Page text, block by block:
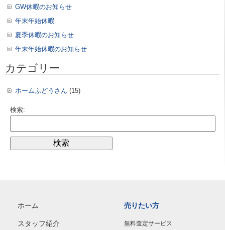
GW休暇のお知らせ
年末年始休暇
夏季休暇のお知らせ
年末年始休暇のお知らせ
カテゴリー
ホームふどうさん (15)
検索:
ホーム
スタッフ紹介
売りたい方
無料査定サービス